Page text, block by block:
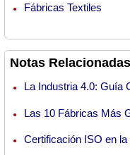
Fábricas Textiles
Notas
La Industria 4.0: Guía
Las 10 Fábricas Más
Certificación ISO en